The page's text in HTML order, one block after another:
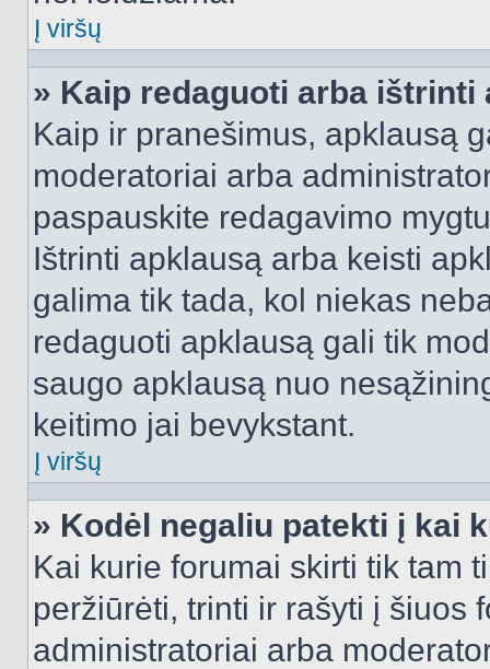
Į viršų
» Kaip redaguoti arba ištrinti
Kaip ir pranešimus, apklausą
moderatoriai arba
paspauskite redagavimo
Ištrinti apklausą arba keisti
galima tik tada, kol niekas
redaguoti apklausą gali tik
saugo apklausą nuo
keitimo jai bevykstant.
Į viršų
» Kodėl negaliu patekti į kai
Kai kurie forumai skirti tik tam
peržiūrėti, trinti ir rašyti į šiuos
administratoriai arba